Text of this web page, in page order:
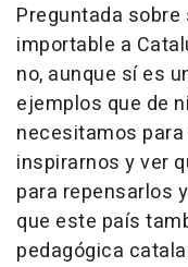
Preguntada
importable a
no, aunque sí es
ejemplos que de
necesitamos
inspirarnos y ver
para repensarlos
que este país
pedagógica